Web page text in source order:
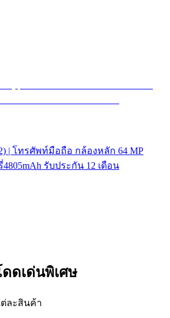
| โทรศัพท์มือถือ กล้องหลัก 64 MP
รับประกัน 12 เดือน
ดเด่นพิเศษ
ละสินค้า